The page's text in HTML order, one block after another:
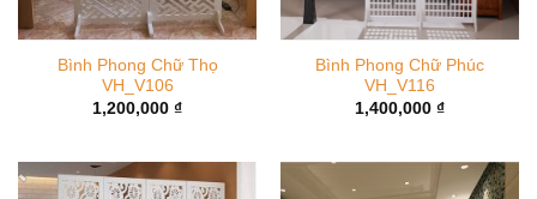
Bình Phong Chữ Thọ
VH_V106
1,200,000 ₫
Bình Phong Chữ Phúc
VH_V116
1,400,000 ₫